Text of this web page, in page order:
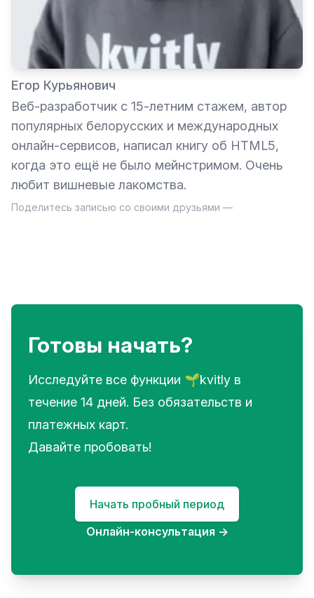
Егор Курьянович
Веб-разработчик с 15-летним стажем, автор
популярных белорусских и международных
онлайн-сервисов, написал книгу об HTML5,
когда это ещё не было мейнстримом. Очень
любит вишневые лакомства.
Поделитесь записью со своими друзьями —
Готовы начать?
Исследуйте все функции 🌱kvitly в
течение 14 дней. Без обязательств и
платежных карт.
Давайте пробовать!
Начать пробный период
Онлайн-консультация →